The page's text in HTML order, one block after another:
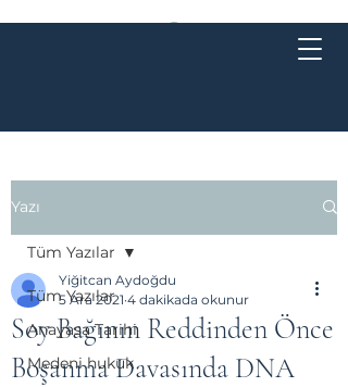
Yazı
Tüm Yazılar
Anayasa Tarihi
Medeni hukuk
Tüm Yazılar
Soy Bağının Reddinden Önce
Boşanma Davasında DNA
Yiğitcan Aydoğdu
5 Ara 2021 4 dakikada okunur